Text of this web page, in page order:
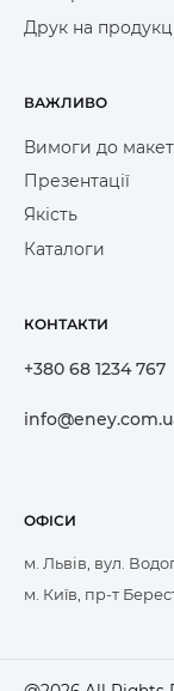
Друк на
ВАЖЛИВО
Вимоги до
Презентації
Якість
Каталоги
КОНТАКТИ
+380 68 1234 767
ОФІСИ
м. Львів, вул.
м. Київ, пр-т